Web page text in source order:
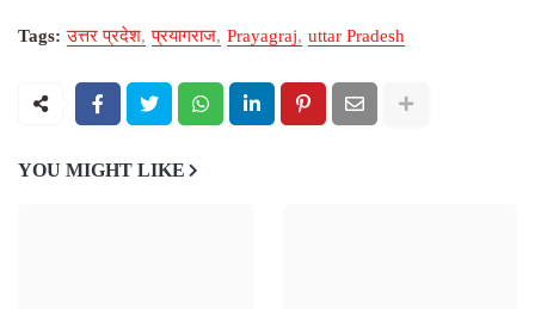
Tags: उत्तर प्रदेश प्रयागराज Prayagraj uttar Pradesh
YOU MIGHT LIKE